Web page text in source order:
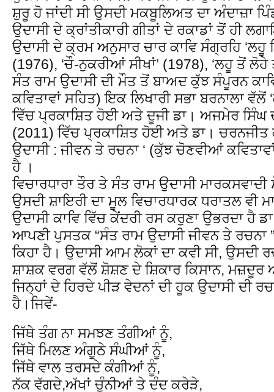
ਸ਼ੁਰੂ ਹੋ ਜਾਂਦੀ ਸੀ ਉਸਦੀ ਮਕਬੂਲਿਅਤ ਦਾ ਅੰਦਾਜ਼ਾ
ਉਦਾਸੀ ਦੇ ਕ੍ਰਾਂਤੀਕਾਰੀ ਗੀਤਾਂ ਦੇ ਰਕਾਡਾਂ ਤੋਂ ਹੀ
ਉਦਾਸੀ ਦੇ ਕ੍ਰਮ ਅਨੁਸਾਰ ਚਾਰ ਕਾਵਿ ਸੰਗ੍ਰਹਿ ‘ਲਹੂ
(1976), ‘ਚੌ-ਨੁਕਰੀਆਂ ਸੀਖਾਂ’ (1978), ‘ਲਹੂ ਤੋਂ
ਸੰਤ ਰਾਮ ਉਦਾਸੀ ਦੀ ਮੌਤ ਤੋਂ ਬਾਅਦ ਕੁੱਝ ਸੰਪੂਰਨ
ਕਵਿਤਾਵਾਂ ਸਹਿਤ) ਇਕ ਲਿਖਾਰੀ ਸਭਾ ਬਰਨਾਲਾ ਵੱਲੋਂ
ਵਿੱਚ ਪ੍ਰਕਾਸ਼ਿਤ ਹੋਈ ਅਤੇ ਦੂਜੀ ਡਾ। ਅਜਮੇਰ ਸਿੰਘ
(2011) ਵਿੱਚ ਪ੍ਰਕਾਸ਼ਿਤ ਹੋਈ ਅਤੇ ਡਾ।
ਉਦਾਸੀ : ਜੀਵਨ ਤੇ ਰਚਨਾ ‘ (ਕੁੱਝ ਚੋਣਵੀਆਂ
ਹੈ ।
ਵਿਚਾਰਧਾਰਾ ਤੌਰ ਤੇ ਸੰਤ ਰਾਮ ਉਦਾਸੀ
ਉਸਦੀ ਸ਼ਾਇਰੀ ਦਾ ਮੂਲ ਵਿਚਾਰਧਾਰਕ ਧਰਾਤਲ ਵੀ
ਉਦਾਸੀ ਕਾਵਿ ਵਿੱਚ ਕੇਂਦਰੀ ਰਸ ਕਰੁਣਾ ਉਭਰਦਾ ਹੈ
ਆਪਣੀ ਪੁਸਤਕ “ਸੰਤ ਰਾਮ ਉਦਾਸੀ ਜੀਵਨ ਤੇ ਰਚਨਾ
ਕਿਹਾ ਹੈ। ਉਦਾਸੀ ਆਮ ਲੋਕਾਂ ਦਾ ਕਵੀ ਸੀ, ਉਸਦੀ
ਸ਼ਾਸ਼ਕ ਵਰਗ ਵੱਲੋਂ ਸ਼ੋਸ਼ਣ ਦੇ ਸ਼ਿਕਾਰ ਕਿਸਾਨ, ਮਜ਼ਦੂਰ
ਜਿਨ੍ਹਾਂ ਦੇ ਹਿਰਦੇ ਪੀੜ ਵੇਦਨਾਂ ਦੀ ਹੂਕ ਉਦਾਸੀ ਦੀ
ਹੈ।ਜਿਵੇਂ-
ਜਿੱਥੇ ਤੰਗ ਨਾ ਸਮਝਣ ਤੰਗੀਆਂ ਨੂੰ,
ਜਿੱਥੇ ਮਿਲਣ ਅੰਗੂਠੇ ਸੰਘੀਆਂ ਨੂੰ,
ਜਿੱਥੇ ਵਾਲ ਤਰਸਦੇ ਕੰਗੀਆਂ ਨੂੰ,
ਨੱਕ ਵੱਗਦੇ,ਅੱਖਾਂ ਚੁੰਨੀਆਂ ਤੇ ਦੰਦ ਕਰੇੜੇ,